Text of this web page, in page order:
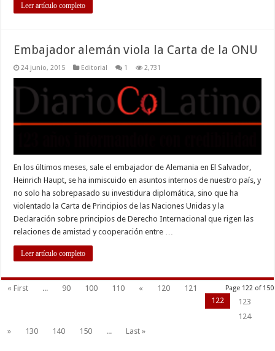
Leer artículo completo
Embajador alemán viola la Carta de la ONU
24 junio, 2015 Editorial 1 2,731
En los últimos meses, sale el embajador de Alemania en El Salvador,
Heinrich Haupt, se ha inmiscuido en asuntos internos de nuestro país, y
no solo ha sobrepasado su investidura diplomática, sino que ha
violentado la Carta de Principios de las Naciones Unidas y la
Declaración sobre principios de Derecho Internacional que rigen las
relaciones de amistad y cooperación entre …
Leer artículo completo
Page 122 of 150
« First ... 90 100 110 « 120
121
122
123
124
»
130 140 150 ... Last »